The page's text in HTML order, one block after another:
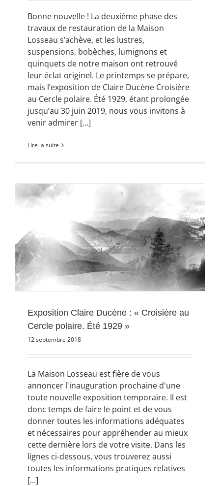
Bonne nouvelle ! La deuxième phase des
travaux de restauration de la Maison
Losseau s’achève, et les lustres,
suspensions, bobèches, lumignons et
quinquets de notre maison ont retrouvé
leur éclat originel. Le printemps se prépare,
mais l’exposition de Claire Ducène Croisière
au Cercle polaire. Été 1929, étant prolongée
jusqu’au 30 juin 2019, nous vous invitons à
venir admirer [...]
Lire la suite
Exposition Claire Ducène : « Croisière au
Cercle polaire. Été 1929 »
12 septembre 2018
La Maison Losseau est fière de vous
annoncer l'inauguration prochaine d'une
toute nouvelle exposition temporaire. Il est
donc temps de faire le point et de vous
donner toutes les informations adéquates
et nécessaires pour appréhender au mieux
cette dernière lors de votre visite. Dans les
lignes ci-dessous, vous trouverez aussi
toutes les informations pratiques relatives
[...]